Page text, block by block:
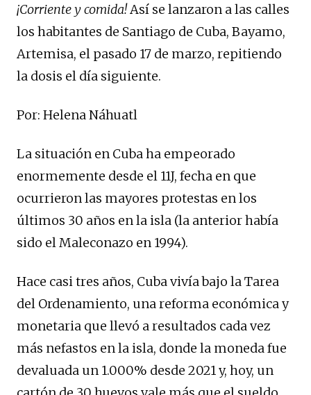
¡Corriente y comida!Así se lanzaron a las calles
los habitantes de Santiago de Cuba, Bayamo,
Artemisa, el pasado 17 de marzo, repitiendo
la dosis el día siguiente.
Por: Helena Náhuatl
La situación en Cuba ha empeorado
enormemente desde el 11J, fecha en que
ocurrieron las mayores protestas en los
últimos 30 años en la isla (la anterior había
sido el Maleconazo en 1994).
Hace casi tres años, Cuba vivía bajo la Tarea
del Ordenamiento, una reforma económica y
monetaria que llevó a resultados cada vez
más nefastos en la isla, donde la moneda fue
devaluada un 1.000% desde 2021 y, hoy, un